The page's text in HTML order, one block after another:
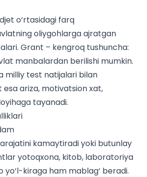
o‘rtasidagi farq
oliygohlarga ajratgan
Grant – kengroq tushuncha:
manbalardan berilishi mumkin.
milliy test natijalari bilan
esa ariza, motivatsion xat,
tayanadi.
kamaytiradi yoki butunlay
yotoqxona, kitob, laboratoriya
yo‘l-kiraga ham mablag‘ beradi.